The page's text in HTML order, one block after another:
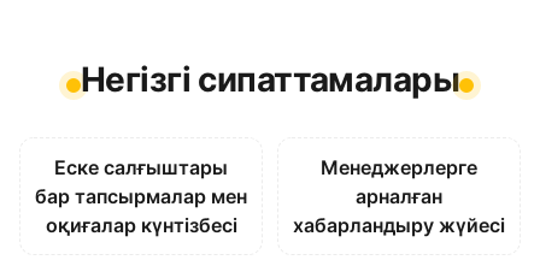
Негізгі сипаттамалары
Еске салғыштары
бар тапсырмалар мен
оқиғалар күнтізбесі
Менеджерлерге
арналған
хабарландыру жүйесі